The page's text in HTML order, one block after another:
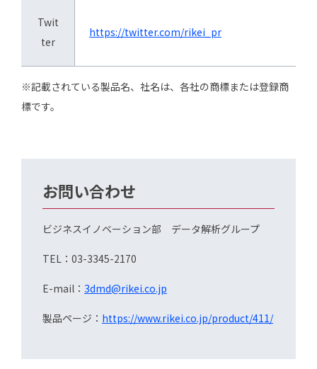
Twit
ter
https://twitter.com/rikei_pr
※記載されている製品名、社名は、各社の商標または登録商
標です。
お問い合わせ
ビジネスイノベーション部 データ解析グループ
TEL：03-3345-2170
E-mail： 3dmd@rikei.co.jp
製品ページ： https://www.rikei.co.jp/product/411/